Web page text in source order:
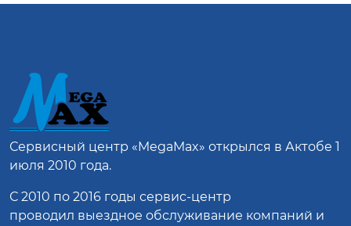
Сервисный центр «MegaMax» открылся в Актобе 1
июля 2010 года.
С 2010 по 2016 годы сервис-центр
проводил выездное обслуживание компаний и